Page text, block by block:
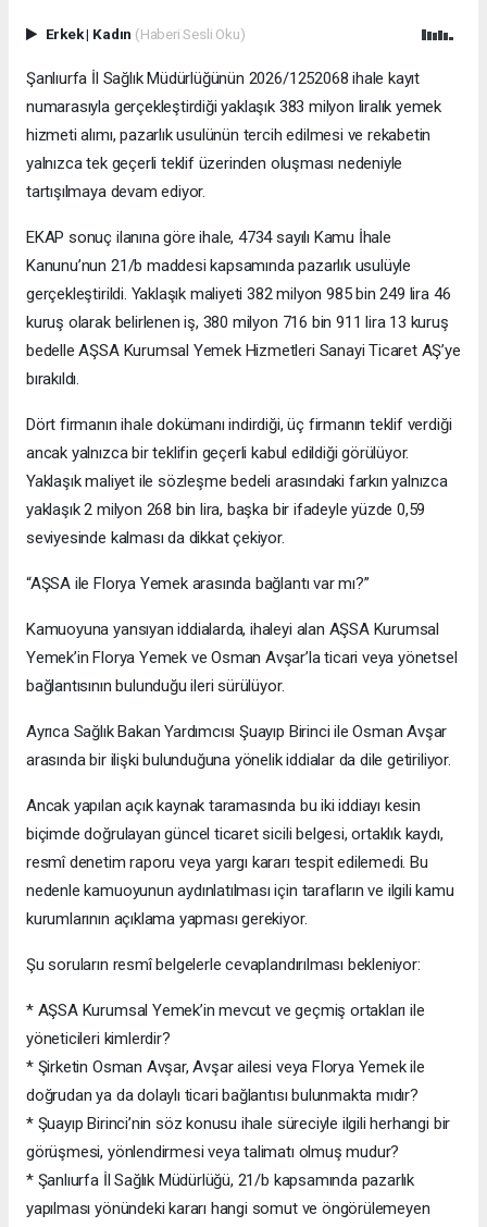
Erkek| Kadın (Haberi Sesli Oku)
Şanlıurfa İl Sağlık Müdürlüğünün 2026/1252068 ihale kayıt
numarasıyla gerçekleştirdiği yaklaşık 383 milyon liralık yemek
hizmeti alımı, pazarlık usulünün tercih edilmesi ve rekabetin
yalnızca tek geçerli teklif üzerinden oluşması nedeniyle
tartışılmaya devam ediyor.
EKAP sonuç ilanına göre ihale, 4734 sayılı Kamu İhale
Kanunu’nun 21/b maddesi kapsamında pazarlık usulüyle
gerçekleştirildi. Yaklaşık maliyeti 382 milyon 985 bin 249 lira 46
kuruş olarak belirlenen iş, 380 milyon 716 bin 911 lira 13 kuruş
bedelle AŞSA Kurumsal Yemek Hizmetleri Sanayi Ticaret AŞ’ye
bırakıldı.
Dört firmanın ihale dokümanı indirdiği, üç firmanın teklif verdiği
ancak yalnızca bir teklifin geçerli kabul edildiği görülüyor.
Yaklaşık maliyet ile sözleşme bedeli arasındaki farkın yalnızca
yaklaşık 2 milyon 268 bin lira, başka bir ifadeyle yüzde 0,59
seviyesinde kalması da dikkat çekiyor.
“AŞSA ile Florya Yemek arasında bağlantı var mı?”
Kamuoyuna yansıyan iddialarda, ihaleyi alan AŞSA Kurumsal
Yemek’in Florya Yemek ve Osman Avşar’la ticari veya yönetsel
bağlantısının bulunduğu ileri sürülüyor.
Ayrıca Sağlık Bakan Yardımcısı Şuayıp Birinci ile Osman Avşar
arasında bir ilişki bulunduğuna yönelik iddialar da dile getiriliyor.
Ancak yapılan açık kaynak taramasında bu iki iddiayı kesin
biçimde doğrulayan güncel ticaret sicili belgesi, ortaklık kaydı,
resmî denetim raporu veya yargı kararı tespit edilemedi. Bu
nedenle kamuoyunun aydınlatılması için tarafların ve ilgili kamu
kurumlarının açıklama yapması gerekiyor.
Şu soruların resmî belgelerle cevaplandırılması bekleniyor:
* AŞSA Kurumsal Yemek’in mevcut ve geçmiş ortakları ile
yöneticileri kimlerdir?
* Şirketin Osman Avşar, Avşar ailesi veya Florya Yemek ile
doğrudan ya da dolaylı ticari bağlantısı bulunmakta mıdır?
* Şuayıp Birinci’nin söz konusu ihale süreciyle ilgili herhangi bir
görüşmesi, yönlendirmesi veya talimatı olmuş mudur?
* Şanlıurfa İl Sağlık Müdürlüğü, 21/b kapsamında pazarlık
yapılması yönündeki kararı hangi somut ve öngörülemeyen